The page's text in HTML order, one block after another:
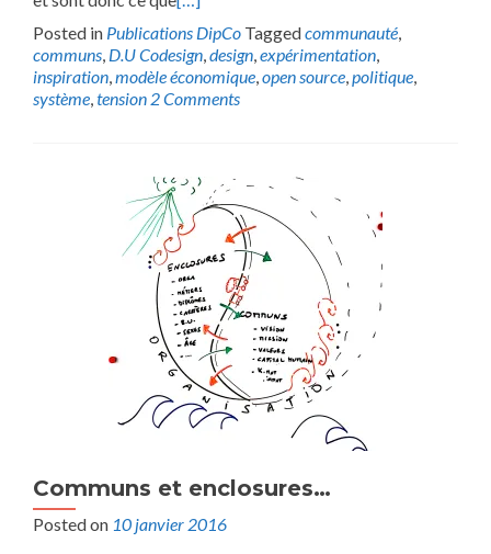
Posted in Publications DipCo Taggedcommunauté,
communs, D.U Codesign,design,expérimentation,
inspiration,modèle économique,open source,politique,
système,tension 2 Comments
Communs et enclosures…
Posted on 10 janvier 2016